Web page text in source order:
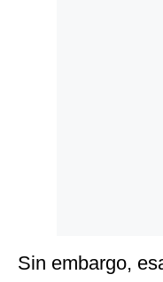
Sin embargo,